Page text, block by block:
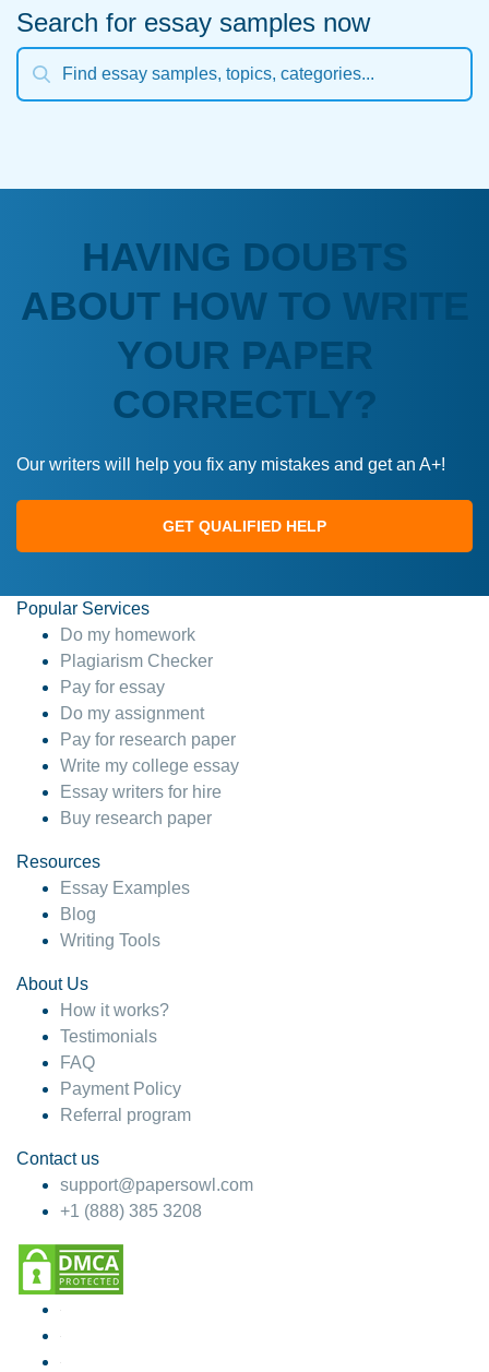
Search for essay samples now
HAVING DOUBTS
ABOUT HOW TO WRITE
YOUR PAPER
CORRECTLY?
Our writers will help you fix any mistakes and get an A+!
GET QUALIFIED HELP
Popular Services
Do my homework
Plagiarism Checker
Pay for essay
Do my assignment
Pay for research paper
Write my college essay
Essay writers for hire
Buy research paper
Resources
Essay Examples
Blog
Writing Tools
About Us
How it works?
Testimonials
FAQ
Payment Policy
Referral program
Contact us
support@papersowl.com
+1 (888) 385 3208